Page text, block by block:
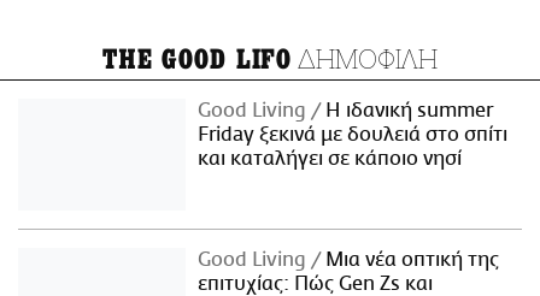
THE GOOD LIFO ΔΗΜΟΦΙΛΗ
Good Living
Η ιδανική summer
Friday ξεκινά με δουλειά στο σπίτι
και καταλήγει σε κάποιο νησί
Good Living
Μια νέα οπτική της
επιτυχίας: Πώς Gen Zs και